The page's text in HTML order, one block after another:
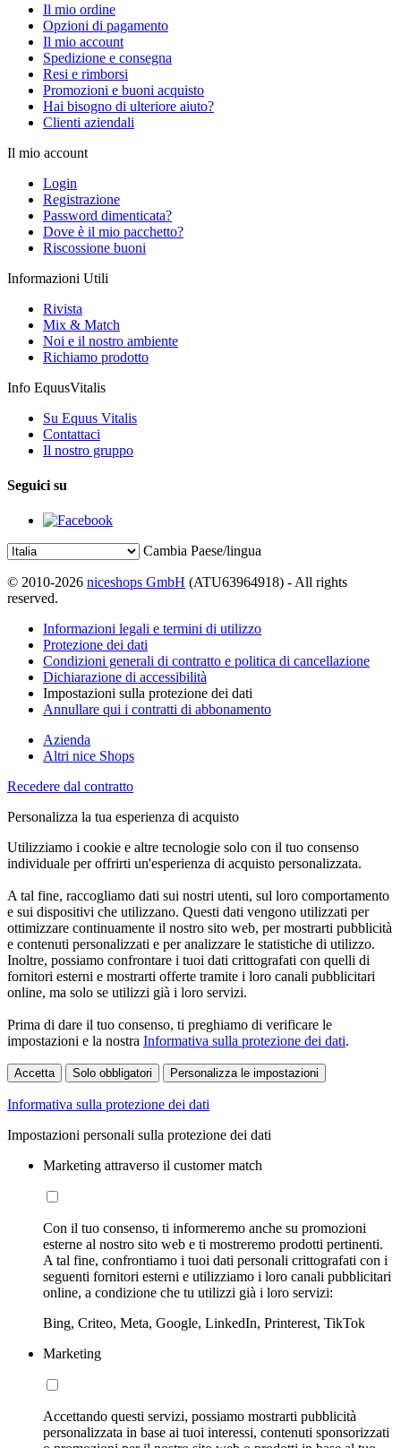
Il mio ordine
Opzioni di pagamento
Il mio account
Spedizione e consegna
Resi e rimborsi
Promozioni e buoni acquisto
Hai bisogno di ulteriore aiuto?
Clienti aziendali
Il mio account
Login
Registrazione
Password dimenticata?
Dove è il mio pacchetto?
Riscossione buoni
Informazioni Utili
Rivista
Mix & Match
Noi e il nostro ambiente
Richiamo prodotto
Info EquusVitalis
Su Equus Vitalis
Contattaci
Il nostro gruppo
Seguici su
Cambia Paese/lingua
© 2010-2026 niceshops GmbH (ATU63964918) - All rights
reserved.
Informazioni legali e termini di utilizzo
Protezione dei dati
Condizioni generali di contratto e politica di cancellazione
Dichiarazione di accessibilità
Impostazioni sulla protezione dei dati
Annullare qui i contratti di abbonamento
Azienda
Altri nice Shops
Recedere dal contratto
Personalizza la tua esperienza di acquisto
Utilizziamo i cookie e altre tecnologie solo con il tuo consenso
individuale per offrirti un'esperienza di acquisto personalizzata.
A tal fine, raccogliamo dati sui nostri utenti, sul loro comportamento
e sui dispositivi che utilizzano. Questi dati vengono utilizzati per
ottimizzare continuamente il nostro sito web, per mostrarti pubblicità
e contenuti personalizzati e per analizzare le statistiche di utilizzo.
Inoltre, possiamo confrontare i tuoi dati crittografati con quelli di
fornitori esterni e mostrarti offerte tramite i loro canali pubblicitari
online, ma solo se utilizzi già i loro servizi.
Prima di dare il tuo consenso, ti preghiamo di verificare le
impostazioni e la nostra Informativa sulla protezione dei dati.
Accetta Solo obbligatori Personalizza le impostazioni
Informativa sulla protezione dei dati
Impostazioni personali sulla protezione dei dati
Marketing attraverso il customer match
Con il tuo consenso, ti informeremo anche su promozioni
esterne al nostro sito web e ti mostreremo prodotti pertinenti.
A tal fine, confrontiamo i tuoi dati personali crittografati con i
seguenti fornitori esterni e utilizziamo i loro canali pubblicitari
online, a condizione che tu utilizzi già i loro servizi:
Bing, Criteo, Meta, Google, LinkedIn, Printerest, TikTok
Marketing
Accettando questi servizi, possiamo mostrarti pubblicità
personalizzata in base ai tuoi interessi, contenuti sponsorizzati